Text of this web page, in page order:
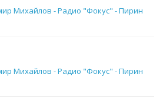
Михайлов - Радио "Фокус" - Пирин
Михайлов - Радио "Фокус" - Пирин